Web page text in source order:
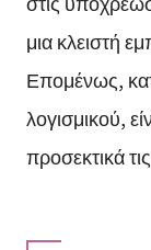
μια κλειστή
Επομένως,
λογισμικού,
προσεκτικά